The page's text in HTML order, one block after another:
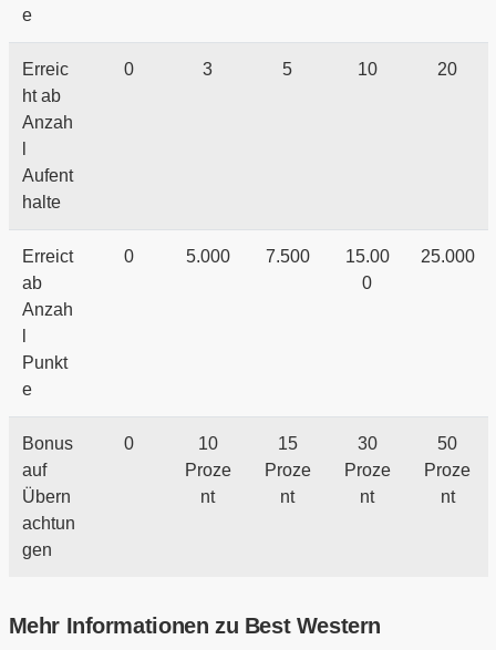
e
Erreic
ht ab
Anzah
Aufent
halte
0 3 5 10 20
Erreict
ab
Anzah
Punkt
e
0 5.000 7.500
15.00
0
25.000
Bonus
auf
Übern
achtun
gen
0
10
Proze
nt
15
Proze
nt
30
Proze
nt
50
Proze
nt
Mehr Informationen zu Best Western